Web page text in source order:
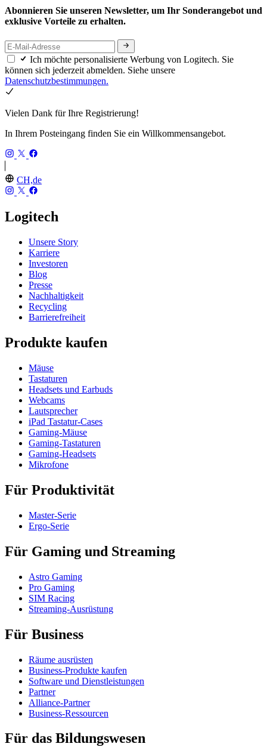
Abonnieren Sie unseren Newsletter, um Ihr Sonderangebot und
exklusive Vorteile zu erhalten.
Ich möchte personalisierte Werbung von Logitech. Sie
können sich jederzeit abmelden. Siehe unsere
Datenschutzbestimmungen.
Vielen Dank für Ihre Registrierung!
In Ihrem Posteingang finden Sie ein Willkommensangebot.
CH,de
Logitech
Unsere Story
Karriere
Investoren
Blog
Presse
Nachhaltigkeit
Recycling
Barrierefreiheit
Produkte kaufen
Mäuse
Tastaturen
Headsets und Earbuds
Webcams
Lautsprecher
iPad Tastatur-Cases
Gaming-Mäuse
Gaming-Tastaturen
Gaming-Headsets
Mikrofone
Für Produktivität
Master-Serie
Ergo-Serie
Für Gaming und Streaming
Astro Gaming
Pro Gaming
SIM Racing
Streaming-Ausrüstung
Für Business
Räume ausrüsten
Business-Produkte kaufen
Software und Dienstleistungen
Partner
Alliance-Partner
Business-Ressourcen
Für das Bildungswesen